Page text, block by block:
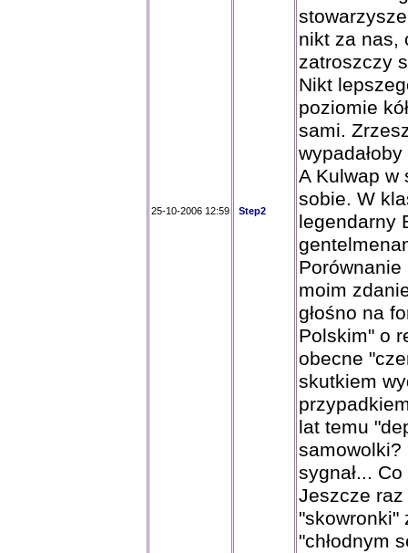
25-10-2006 12:59 Step2
nikt za nas,
zatroszczy
Nikt
poziomie
sami.
A Kulwap w
sobie. W
legendarny
moim
głośno na
Polskim" o
obecne
skutkiem
lat temu
samowolki?
sygnał...
Jeszcze
"skowronki"
"chłodnym